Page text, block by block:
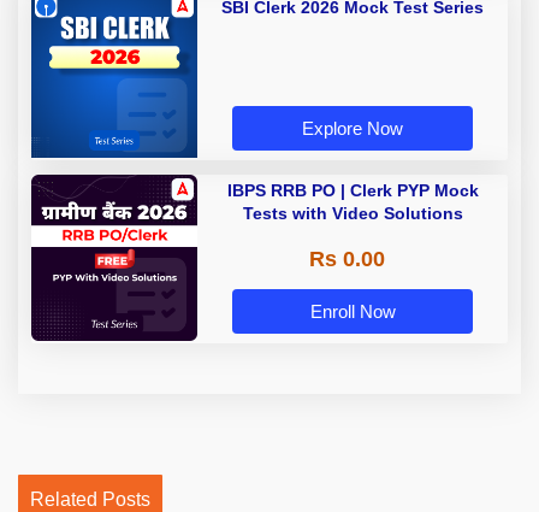
SBI Clerk 2026 Mock Test Series
Explore Now
IBPS RRB PO | Clerk PYP Mock
Tests with Video Solutions
Rs 0.00
Enroll Now
Related Posts